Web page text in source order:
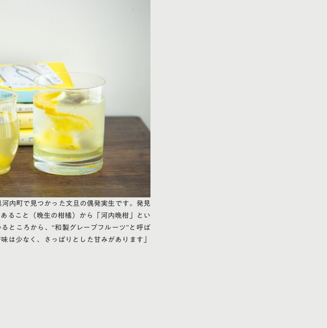
内町で見つかった文旦の偶発実生です。発見
ること（晩生の柑橘）から「河内晩柑」とい
ところから、“和製グレープフルーツ”と呼ば
は少なく、さっぱりとした甘みがあります」